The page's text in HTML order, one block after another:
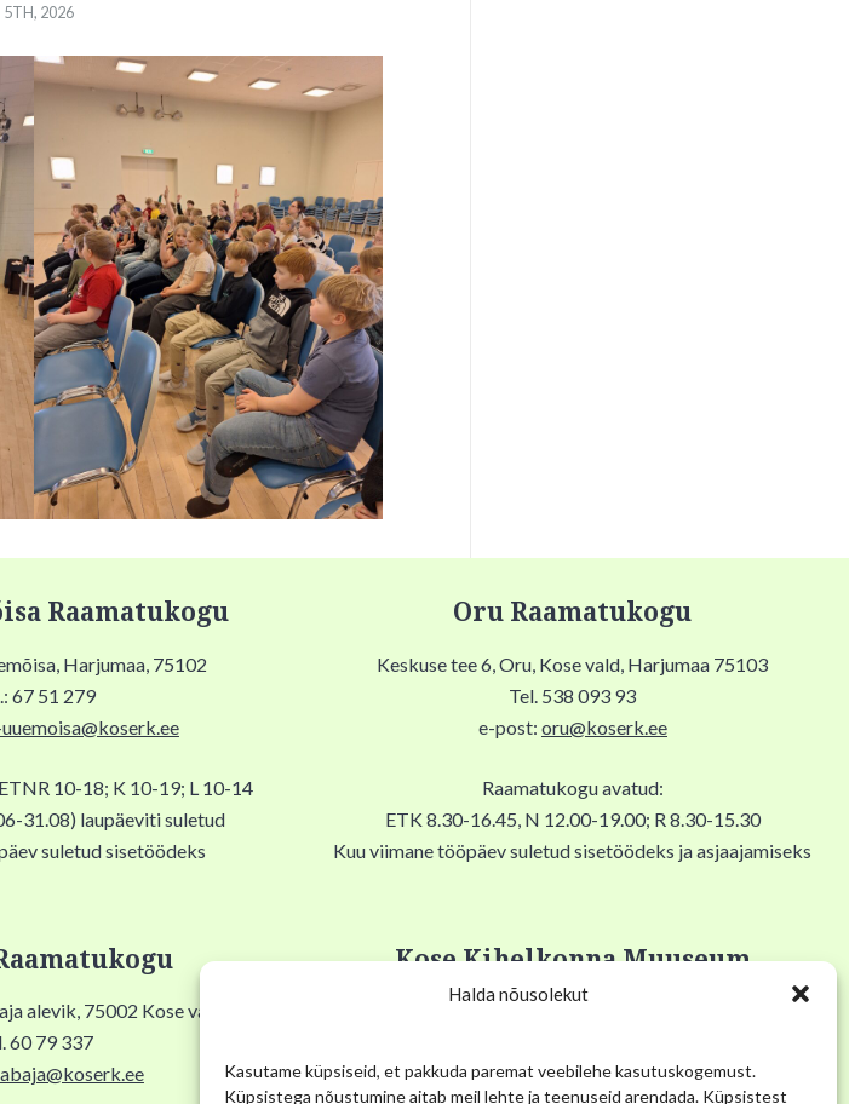
Halda nõusolekut
Kasutame küpsiseid, et pakkuda paremat veebilehe kasutuskogemust.
Küpsistega nõustumine aitab meil lehte ja teenuseid arendada. Küpsistest
5TH, 2026
Raamatukogu
Harjumaa, 75102
67 51 279
10-18; K 10-19; L 10-14
31.08) laupäeviti suletud
suletud sisetöödeks
Oru Raamatukogu
Keskuse tee 6, Oru, Kose vald, Harjumaa 75103
Tel. 538 093 93
e-post: oru@koserk.ee
Raamatukogu avatud:
ETK 8.30-16.45, N 12.00-19.00; R 8.30-15.30
Kuu viimane tööpäev suletud sisetöödeks ja asjaajamiseks
alevik, 75002 Kose vald
60 79 337
Kose Kihelkonna Muuseum
E-post:muuseum@kose.ee